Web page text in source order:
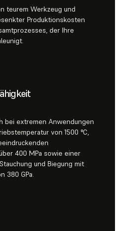
teurem Werkzeug und
Produktionskosten
der Ihre
bei extremen Anwendungen
von 1500 °C,
400 MPa sowie einer
und Biegung mit
380 GPa.